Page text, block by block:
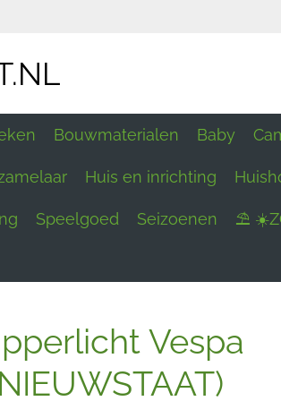
Bouwmaterialen Baby
Huis en inrichting
Speelgoed Seizoenen ⛱
Vespa